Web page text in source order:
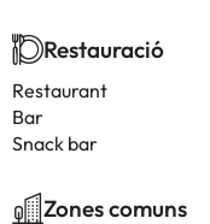
Restauració
Restaurant
Bar
Snack bar
Zones comuns